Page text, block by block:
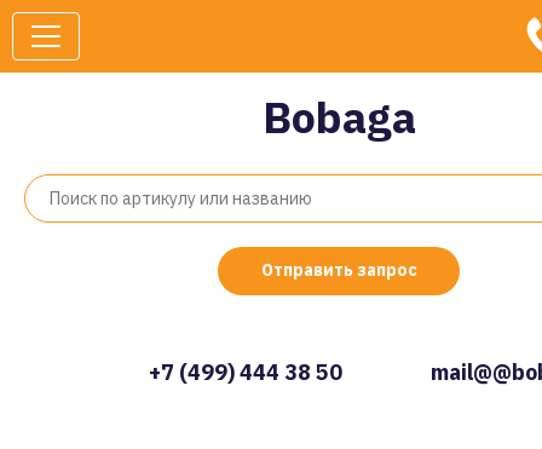
Bobaga
Отправить запрос
+7 (499) 444 38 50